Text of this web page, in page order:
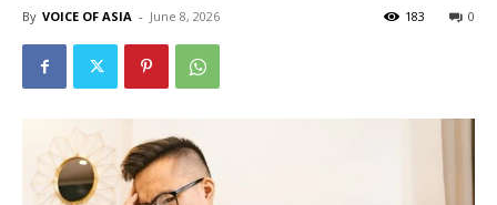
By VOICE OF ASIA - June 8, 2026 0
183